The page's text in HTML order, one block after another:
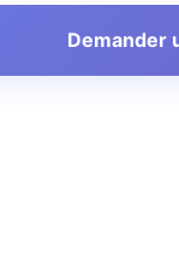
Demander